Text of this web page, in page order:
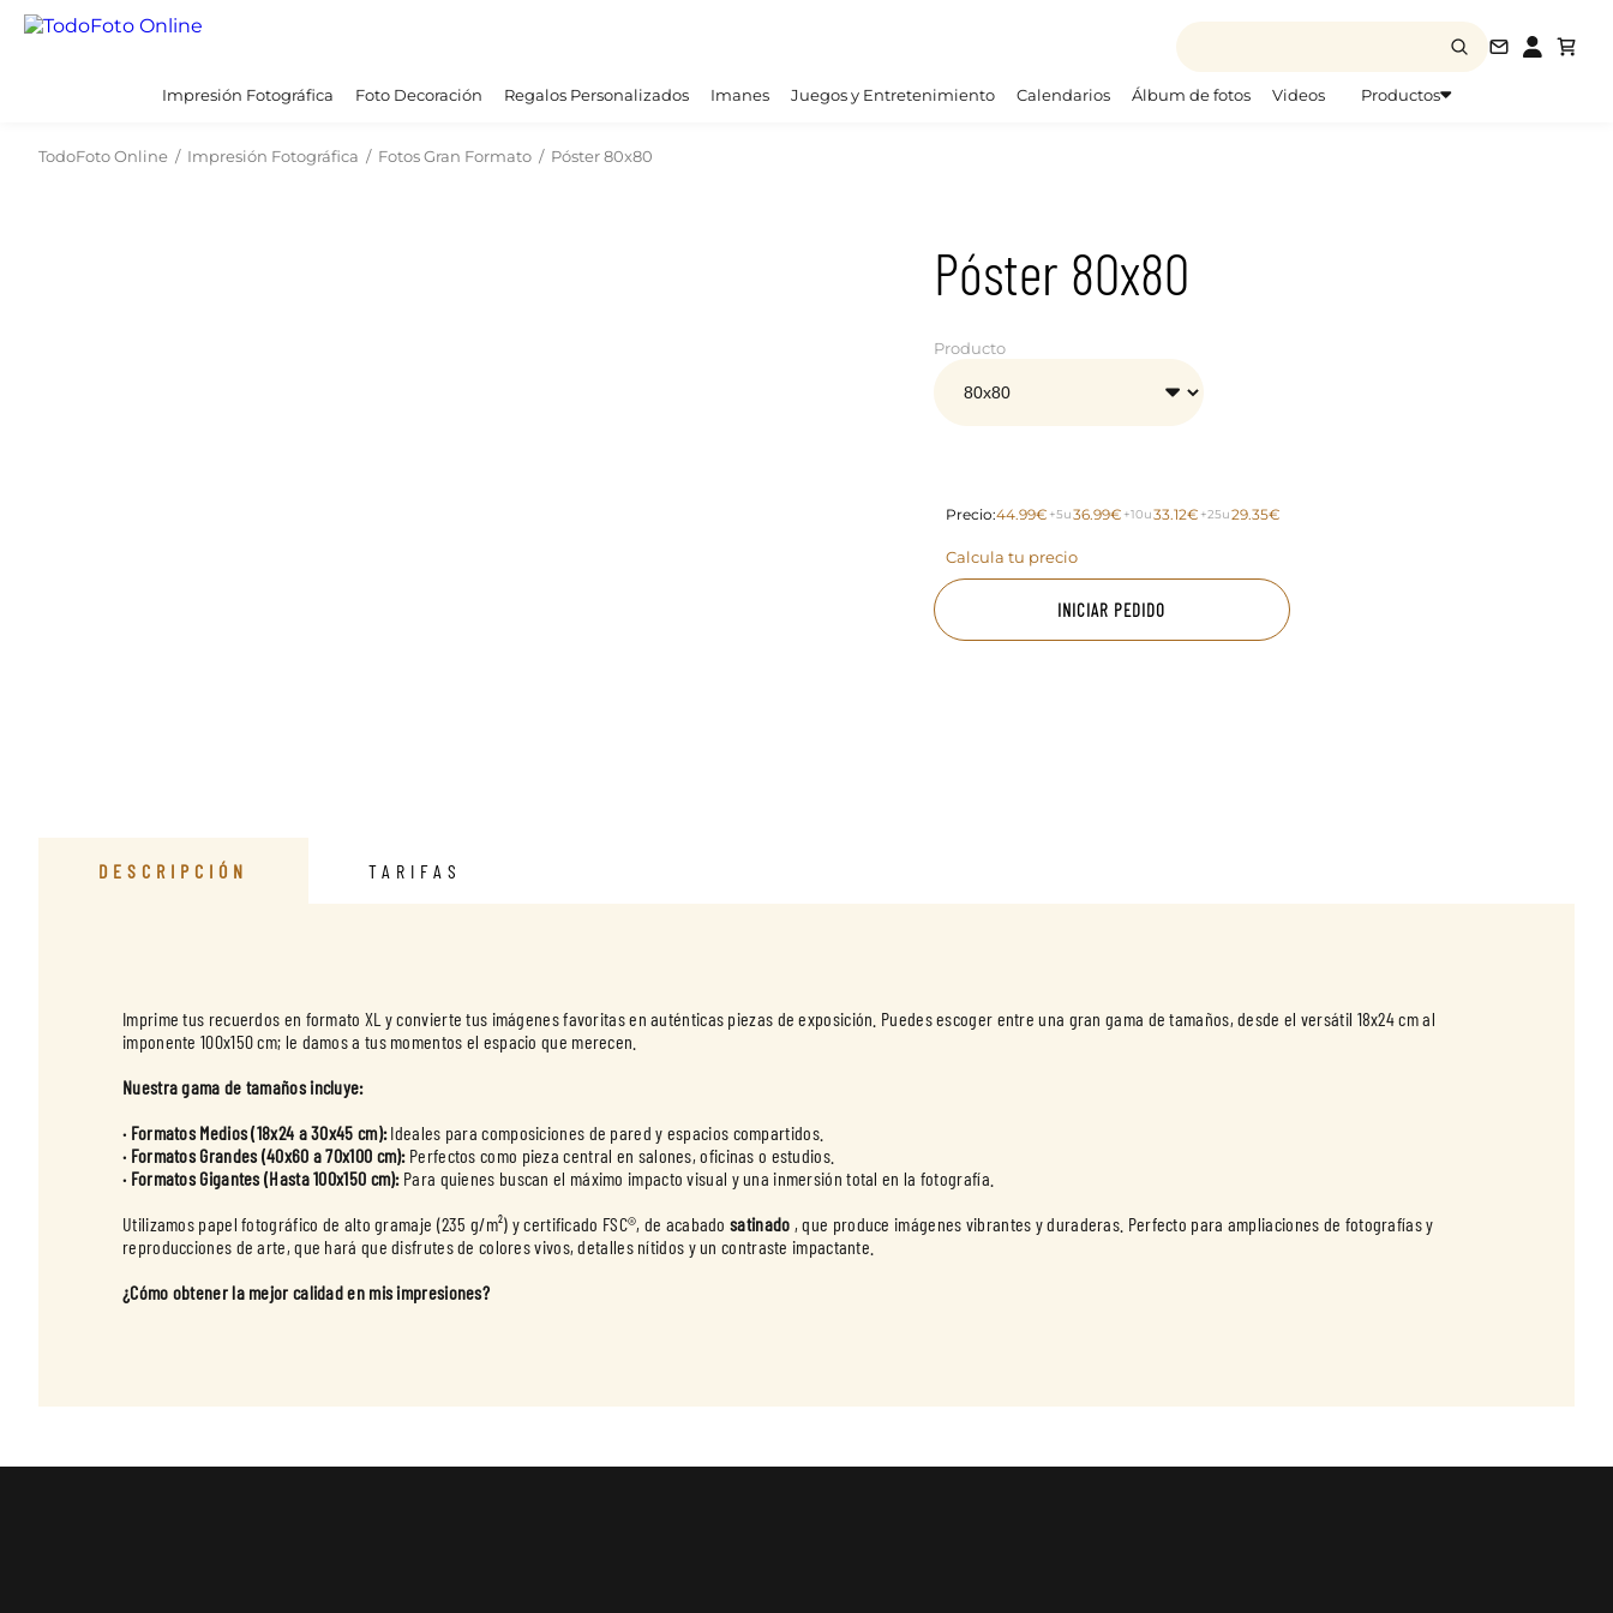
Impresión Fotográfica Foto Decoración Regalos Personalizados Imanes Juegos y Entretenimiento Calendarios Álbum de fotos Videos Productos
TodoFoto Online / Impresión Fotográfica / Fotos Gran Formato / Póster 80x80
Póster 80x80
Producto
Precio:44.99€ +5u36.99€ +10u33.12€ +25u29.35€
Calcula tu precio
INICIAR PEDIDO
DESCRIPCIÓN TARIFAS
Imprime tus recuerdos en formato XL y convierte tus imágenes favoritas en auténticas piezas de exposición. Puedes escoger entre una gran gama de tamaños, desde el versátil 18x24 cm al
imponente 100x150 cm; le damos a tus momentos el espacio que merecen.
Nuestra gama de tamaños incluye:
· Formatos Medios (18x24 a 30x45 cm):
· Formatos Grandes (40x60 a 70x100 cm):
· Formatos Gigantes (Hasta 100x150 cm): Para quienes buscan el máximo impacto visual y una inmersión total en la fotografía.
Utilizamos papel fotográfico de alto gramaje (235 g/m²) y certificado FSC®, de acabadosatinado , que produce imágenes vibrantes y duraderas. Perfecto para ampliaciones de fotografías y
reproducciones de arte, que hará que disfrutes de colores vivos, detalles nítidos y un contraste impactante.
¿Cómo obtener la mejor calidad en mis impresiones?